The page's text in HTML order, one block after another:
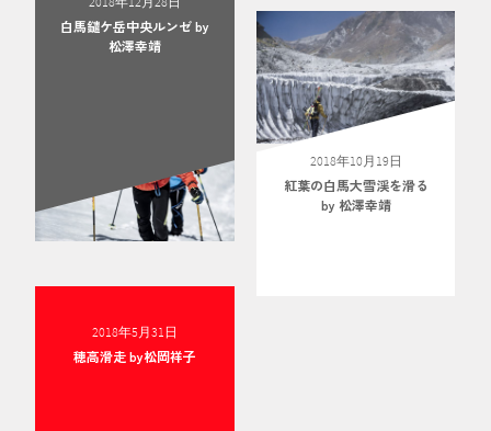
白馬鑓ケ岳中央ルンゼ by
松澤幸靖
2018年10月19日
紅葉の白馬大雪渓を滑る
by 松澤幸靖
2018年5月31日
穂高滑走 by松岡祥子